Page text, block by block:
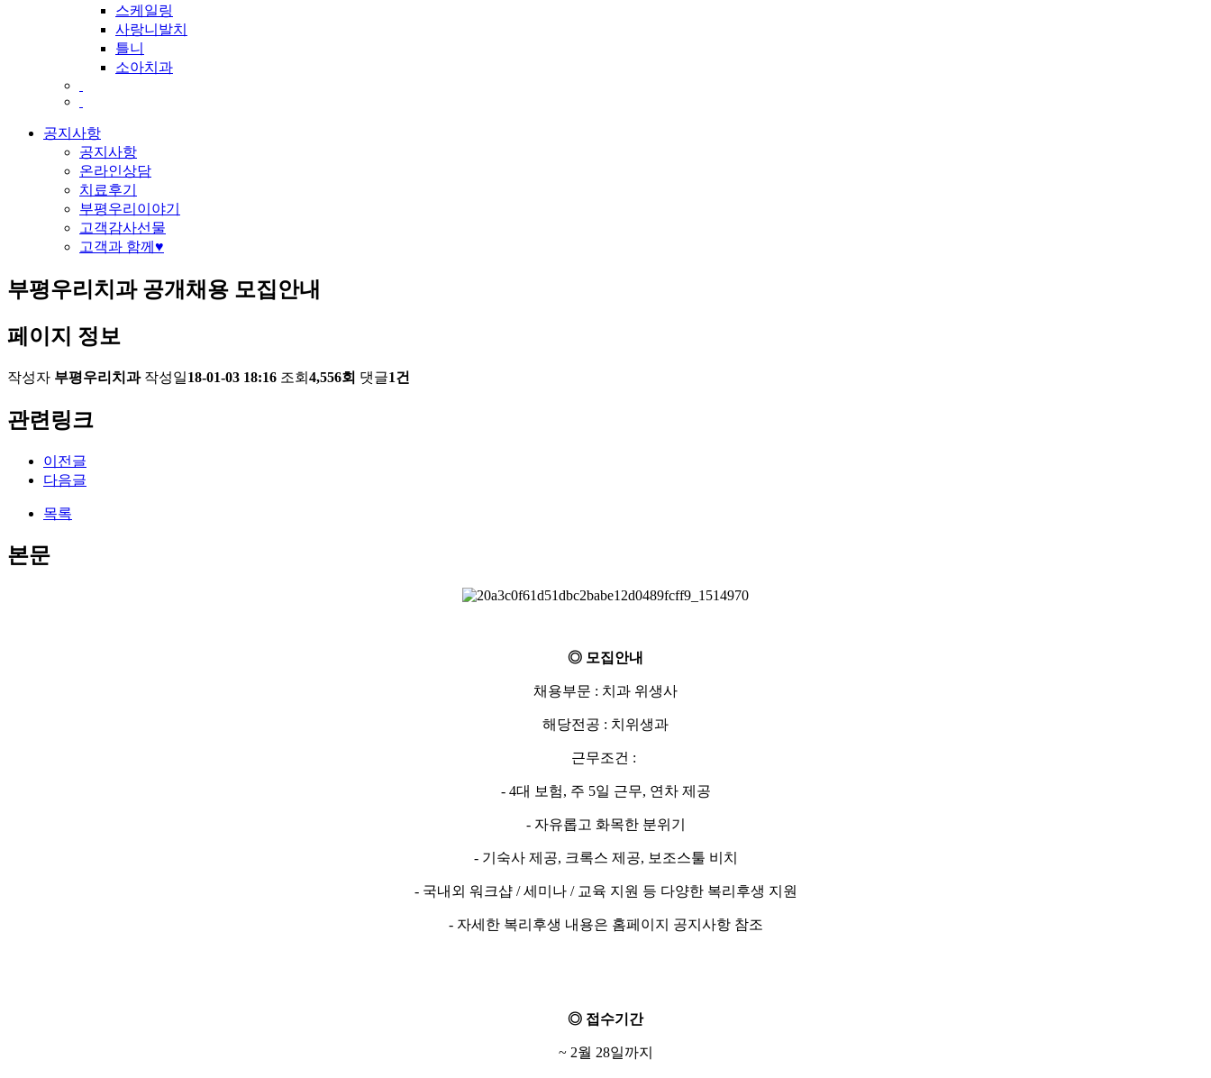
스케일링
사랑니발치
틀니
소아치과
공지사항
공지사항
온라인상담
치료후기
부평우리이야기
고객감사선물
고객과 함께♥
부평우리치과 공개채용 모집안내
페이지 정보
작성자 부평우리치과 작성일18-01-03 18:16 조회 4,556회 댓글1건
관련링크
이전글
다음글
목록
본문
◎ 모집안내
채용부문 : 치과 위생사
해당전공 : 치위생과
근무조건 :
- 4대 보험, 주 5일 근무, 연차 제공
- 자유롭고 화목한 분위기
- 기숙사 제공, 크록스 제공, 보조스툴 비치
- 국내외 워크샵 / 세미나 / 교육 지원 등 다양한 복리후생 지원
- 자세한 복리후생 내용은 홈페이지 공지사항 참조
◎ 접수기간
~ 2월 28일까지